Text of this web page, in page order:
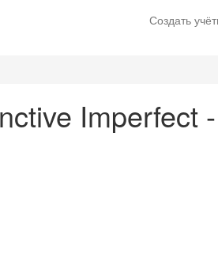
Создать
Imperfect